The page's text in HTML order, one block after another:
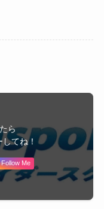
ら
てね！
Follow Me